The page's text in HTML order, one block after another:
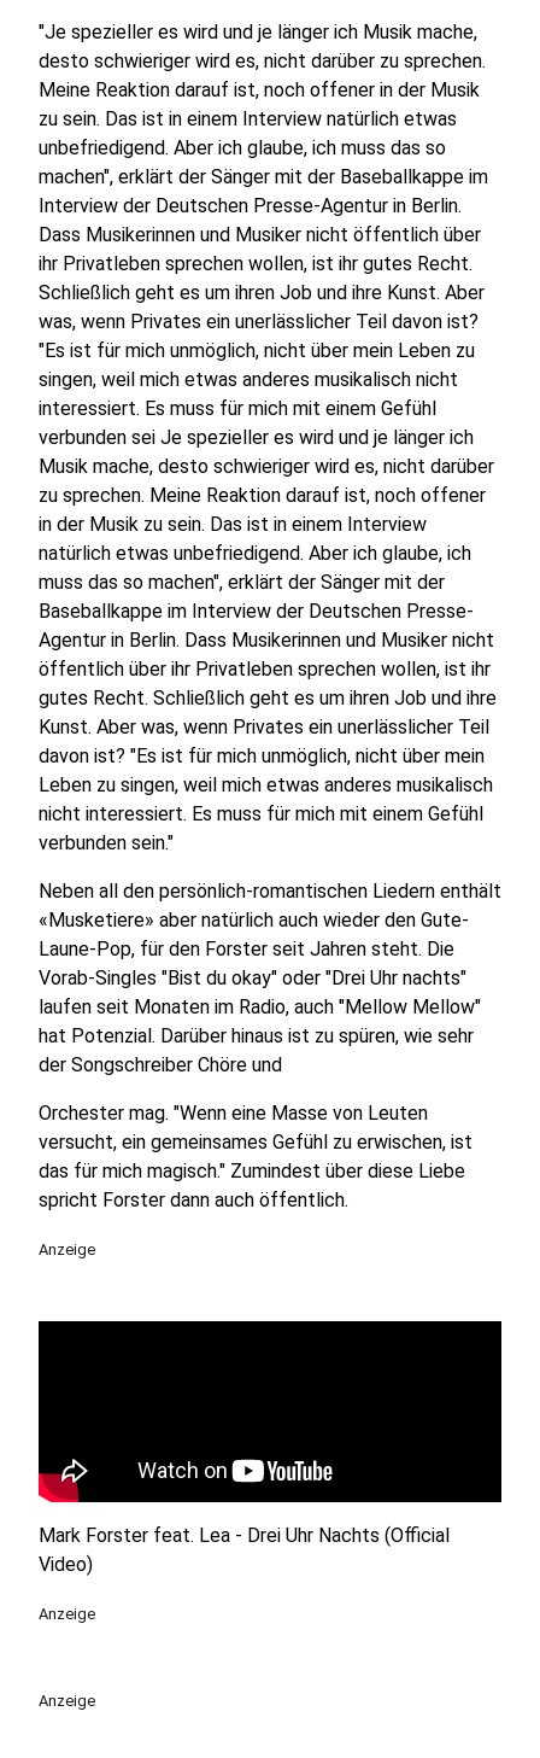
"Je spezieller es wird und je länger ich Musik mache,
desto schwieriger wird es, nicht darüber zu sprechen.
Meine Reaktion darauf ist, noch offener in der Musik
zu sein. Das ist in einem Interview natürlich etwas
unbefriedigend. Aber ich glaube, ich muss das so
machen", erklärt der Sänger mit der Baseballkappe im
Interview der Deutschen Presse-Agentur in Berlin.
Dass Musikerinnen und Musiker nicht öffentlich über
ihr Privatleben sprechen wollen, ist ihr gutes Recht.
Schließlich geht es um ihren Job und ihre Kunst. Aber
was, wenn Privates ein unerlässlicher Teil davon ist?
"Es ist für mich unmöglich, nicht über mein Leben zu
singen, weil mich etwas anderes musikalisch nicht
interessiert. Es muss für mich mit einem Gefühl
verbunden sei Je spezieller es wird und je länger ich
Musik mache, desto schwieriger wird es, nicht darüber
zu sprechen. Meine Reaktion darauf ist, noch offener
in der Musik zu sein. Das ist in einem Interview
natürlich etwas unbefriedigend. Aber ich glaube, ich
muss das so machen", erklärt der Sänger mit der
Baseballkappe im Interview der Deutschen Presse-
Agentur in Berlin. Dass Musikerinnen und Musiker nicht
öffentlich über ihr Privatleben sprechen wollen, ist ihr
gutes Recht. Schließlich geht es um ihren Job und ihre
Kunst. Aber was, wenn Privates ein unerlässlicher Teil
davon ist? "Es ist für mich unmöglich, nicht über mein
Leben zu singen, weil mich etwas anderes musikalisch
nicht interessiert. Es muss für mich mit einem Gefühl
verbunden sein."
Neben all den persönlich-romantischen Liedern enthält
«Musketiere» aber natürlich auch wieder den Gute-
Laune-Pop, für den Forster seit Jahren steht. Die
Vorab-Singles "Bist du okay" oder "Drei Uhr nachts"
laufen seit Monaten im Radio, auch "Mellow Mellow"
hat Potenzial. Darüber hinaus ist zu spüren, wie sehr
der Songschreiber Chöre und
Orchester mag. "Wenn eine Masse von Leuten
versucht, ein gemeinsames Gefühl zu erwischen, ist
das für mich magisch." Zumindest über diese Liebe
spricht Forster dann auch öffentlich.
Anzeige
Mark Forster feat. Lea - Drei Uhr Nachts (Official
Video)
Anzeige
Anzeige